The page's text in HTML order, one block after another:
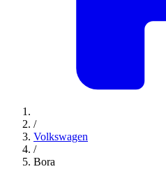
/
Volkswagen
/
Bora